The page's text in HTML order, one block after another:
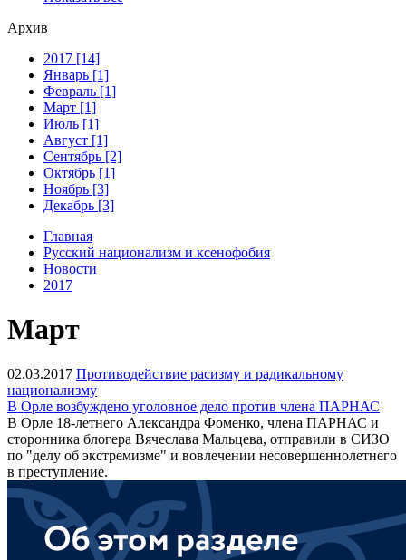
Архив
2017 [14]
Январь [1]
Февраль [1]
Март [1]
Июль [1]
Август [1]
Сентябрь [2]
Октябрь [1]
Ноябрь [3]
Декабрь [3]
Главная
Русский национализм и ксенофобия
Новости
2017
Март
02.03.2017 Противодействие расизму и радикальному
национализму
В Орле возбуждено уголовное дело против члена ПАРНАС
В Орле 18-летнего Александра Фоменко, члена ПАРНАС и
сторонника блогера Вячеслава Мальцева, отправили в СИЗО
по "делу об экстремизме" и вовлечении несовершеннолетнего
в преступление.